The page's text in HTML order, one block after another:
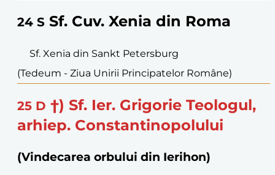
24 S Sf. Cuv. Xenia din Roma
Sf. Xenia din Sankt Petersburg
(Tedeum - Ziua Unirii Principatelor Române)
25 D †) Sf. Ier. Grigorie Teologul,
arhiep. Constantinopolului
(Vindecarea orbului din Ierihon)